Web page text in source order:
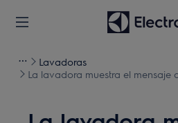
Lavadoras
La lavadora muestra el mensaje